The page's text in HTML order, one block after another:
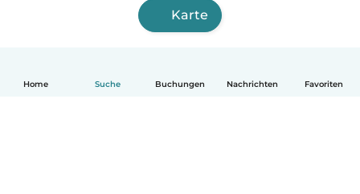
Home Suche Buchungen Nachrichten Favoriten
Karte